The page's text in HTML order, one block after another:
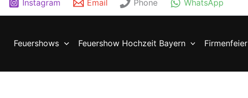
Instagram Email Phone WhatsApp
Feuershows Feuershow Hochzeit Bayern Firmenfeier